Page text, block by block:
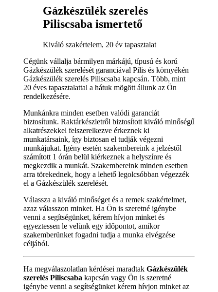
Gázkészülék szerelés
Piliscsaba ismertető
Kiváló szakértelem, 20 év tapasztalat
Cégünk vállalja bármilyen márkájú, típusú és korú
Gázkészülék szerelését garanciával Pilis és környékén
Gázkészülék szerelés Piliscsaba kapcsán. Több, mint
20 éves tapasztalattal a hátuk mögött állunk az Ön
rendelkezésére.
Munkánkra minden esetben valódi garanciát
biztosítunk. Raktárkészletről biztosított kiváló minőségű
alkatrészekkel felszerelkezve érkeznek ki
munkatársaink, így biztosan el tudják végezni
munkájukat. Igény esetén szakembereink a jelzéstől
számított 1 órán belül kiérkeznek a helyszínre és
megkezdik a munkát. Szakembereink minden esetben
arra törekednek, hogy a lehető legolcsóbban végezzék
el a Gázkészülék szerelését.
Válassza a kiváló minőséget és a remek szakértelmet,
azaz válasszon minket. Ha Ön is szeretné igénybe
venni a segítségünket, kérem hívjon minket és
egyeztessen le velünk egy időpontot, amikor
szakemberünket fogadni tudja a munka elvégzése
céljából.
Ha megválaszolatlan kérdései maradtak Gázkészülék
szerelés Piliscsaba kapcsán vagy Ön is szeretné
igénybe venni a segítségünket kérem hívjon minket az